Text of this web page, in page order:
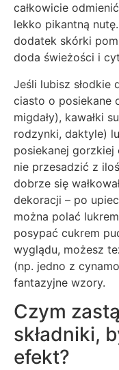
całkowicie
lekko pikantną
dodatek skórki
doda świeżości i
Jeśli lubisz słodkie
ciasto o posiekane
migdały), kawałki
rodzynki, daktyle)
posiekanej
nie przesadzić z
dobrze się
dekoracji – po
można polać
posypać cukrem
wyglądu, możesz
(np. jedno z
fantazyjne wzory.
Czym
składniki,
efekt?